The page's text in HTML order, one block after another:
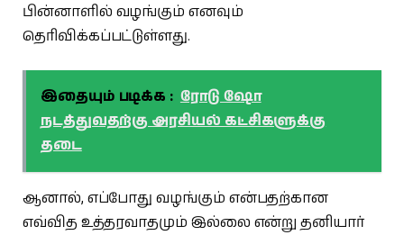
பின்னாளில் வழங்கும் எனவும்
தெரிவிக்கப்பட்டுள்ளது.
இதையும் படிக்க : ரோடு ஷோ
நடத்துவதற்கு அரசியல் கட்சிகளுக்கு
தடை
ஆனால், எப்போது வழங்கும் என்பதற்கான
எவ்வித உத்தரவாதமும் இல்லை என்று தனியார்